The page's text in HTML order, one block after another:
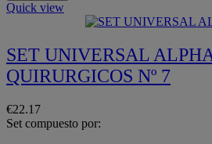
Quick view
SET UNIVERSAL
QUIRURGICOS Nº 7
€22.17
Set compuesto por: